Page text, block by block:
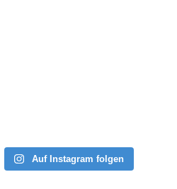
Auf Instagram folgen